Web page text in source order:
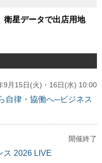
衛星データで出店用地
9月15日(火)・16日(水) 10:00
自律・協働へ─ビジネス
開催終了
ス 2026 LIVE